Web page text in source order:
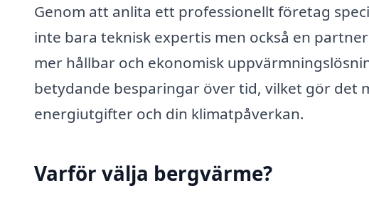
Genom att anlita ett professionellt företag
inte bara teknisk expertis men också en
mer hållbar och ekonomisk
betydande besparingar över tid, vilket gör det
energiutgifter och din klimatpåverkan.
Varför välja bergvärme?